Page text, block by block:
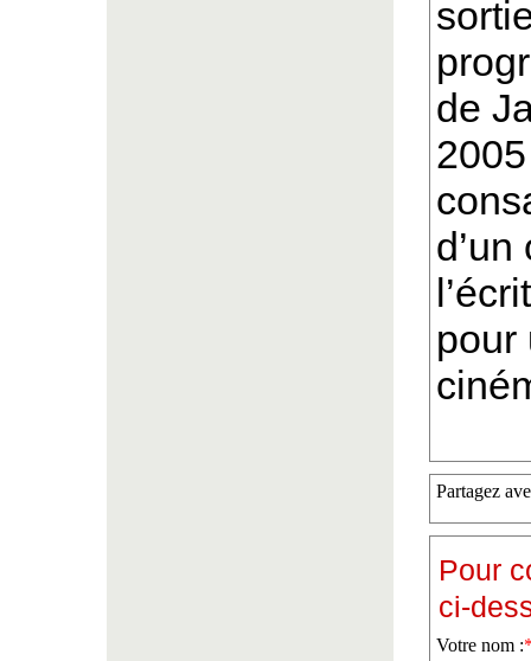
de
pour
Partagez
Pour
ci-
Votre nom :